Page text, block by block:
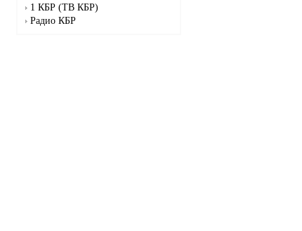
1 КБР (ТВ КБР)
Радио КБР